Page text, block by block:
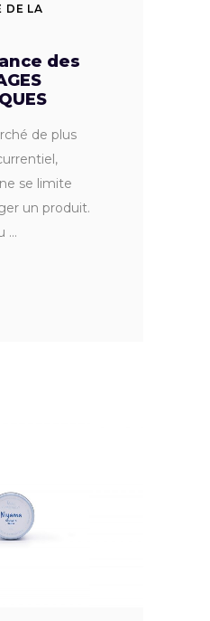
DE LA
des
de plus
se limite
un produit.